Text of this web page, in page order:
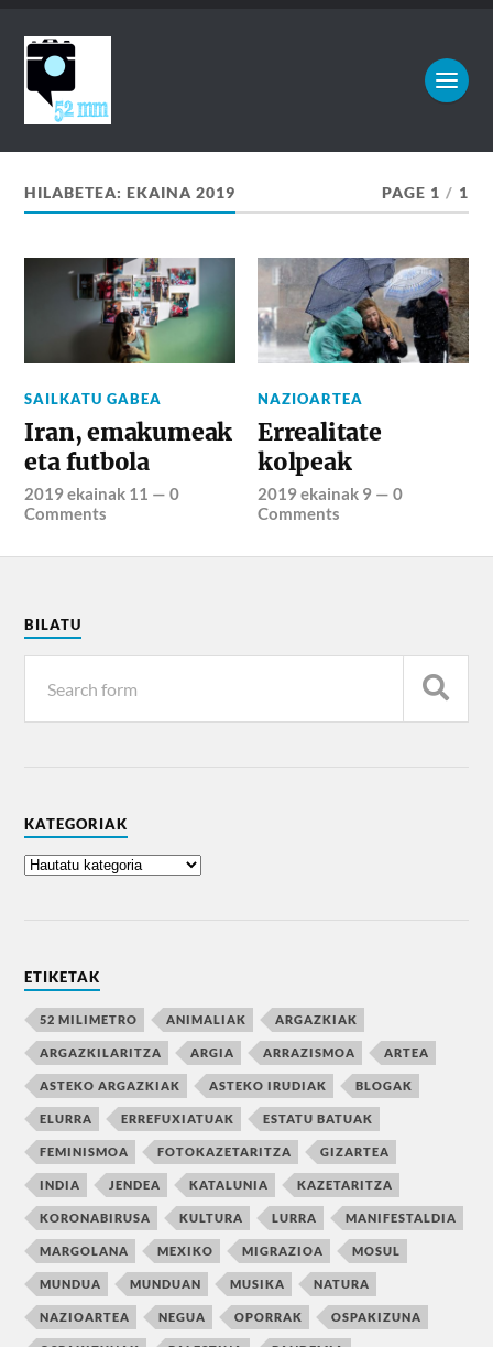
HILABETEA:EKAINA 2019 PAGE 1 / 1
SAILKATU GABEA
Iran, emakumeak
eta futbola
2019 ekainak 11 —0
Comments
NAZIOARTEA
Errealitate
kolpeak
2019 ekainak 9 —0
Comments
BILATU
KATEGORIAK
ETIKETAK
52 MILIMETRO ANIMALIAK ARGAZKIAK
ARGAZKILARITZA ARGIA ARRAZISMOA ARTEA
ASTEKO ARGAZKIAK ASTEKO IRUDIAK BLOGAK
ELURRA ERREFUXIATUAK ESTATU BATUAK
FEMINISMOA FOTOKAZETARITZA GIZARTEA
INDIA JENDEA KATALUNIA KAZETARITZA
KORONABIRUSA KULTURA LURRA MANIFESTALDIA
MARGOLANA MEXIKO MIGRAZIOA MOSUL
MUNDUA MUNDUAN MUSIKA NATURA
NAZIOARTEA NEGUA OPORRAK OSPAKIZUNA